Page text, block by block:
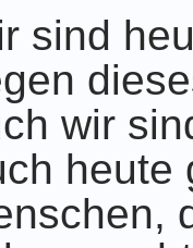
sind
wir
heute